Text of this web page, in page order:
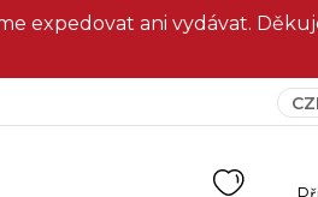
expedovat ani vydávat.